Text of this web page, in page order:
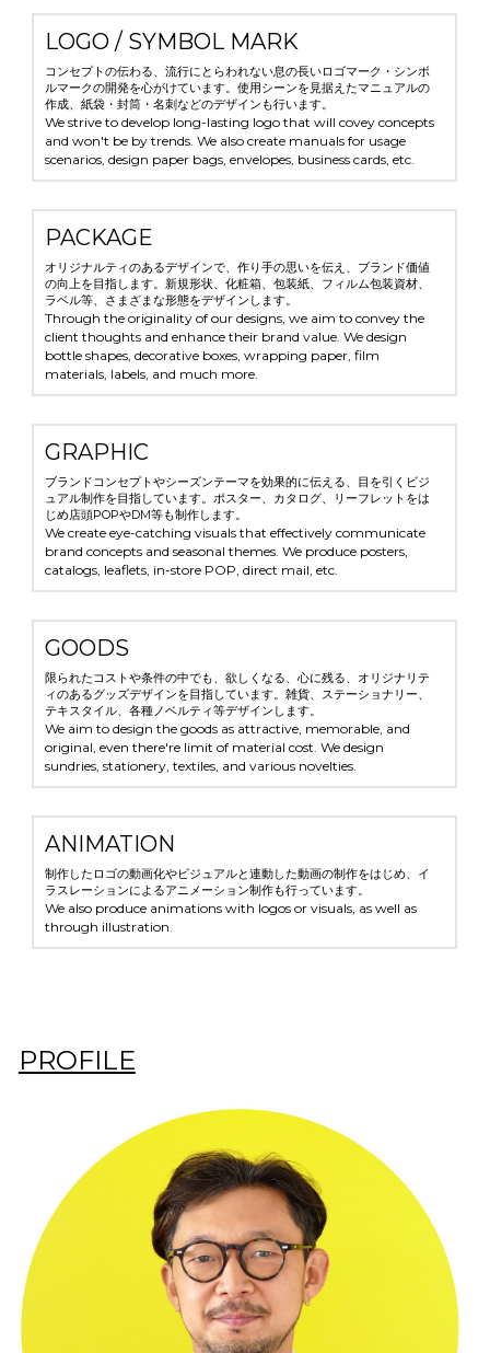
LOGO / SYMBOL MARK
コンセプトの伝わる、流行にとらわれない息の長いロゴマーク・シンボ
ルマークの開発を心がけています。使用シーンを見据えたマニュアルの
作成、紙袋・封筒・名刺などのデザインも行います。
We strive to develop long-lasting logo that will covey concepts
and won't be by trends. We also create manuals for usage
scenarios, design paper bags, envelopes, business cards, etc.
PACKAGE
オリジナルティのあるデザインで、作り手の思いを伝え、ブランド価値
の向上を目指します。新規形状、化粧箱、包装紙、フィルム包装資材、
ラベル等、さまざまな形態をデザインします。
Through the originality of our designs, we aim to convey the
client thoughts and enhance their brand value. We design
bottle shapes, decorative boxes, wrapping paper, film
materials, labels, and much more.
GRAPHIC
ブランドコンセプトやシーズンテーマを効果的に伝える、目を引くビジ
ュアル制作を目指しています。ポスター、カタログ、リーフレットをは
じめ店頭POPやDM等も制作します。
We create eye-catching visuals that effectively communicate
brand concepts and seasonal themes. We produce posters,
catalogs, leaflets, in-store POP, direct mail, etc.
GOODS
限られたコストや条件の中でも、欲しくなる、心に残る、オリジナリテ
ィのあるグッズデザインを目指しています。雑貨、ステーショナリー、
テキスタイル、各種ノベルティ等デザインします。
We aim to design the goods as attractive, memorable, and
original, even there're limit of material cost. We design
sundries, stationery, textiles, and various novelties.
ANIMATION
制作したロゴの動画化やビジュアルと連動した動画の制作をはじめ、イ
ラスレーションによるアニメーション制作も行っています。
We also produce animations with logos or visuals, as well as
through illustration.
PROFILE